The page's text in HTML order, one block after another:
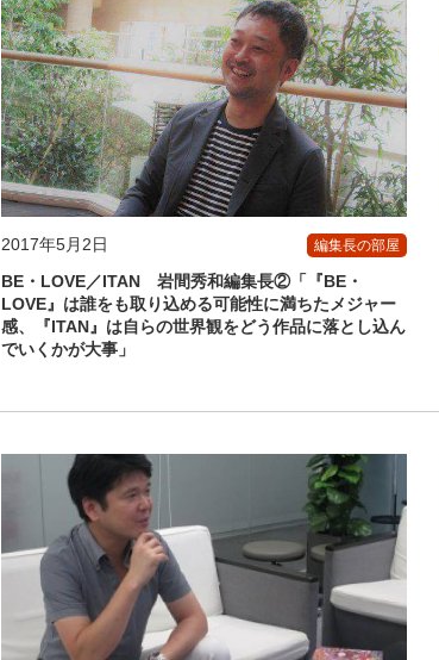
2017年5月2日 編集長の部屋
BE・LOVE／ITAN 岩間秀和編集長②「『BE・
LOVE』は誰をも取り込める可能性に満ちたメジャー
感、『ITAN』は自らの世界観をどう作品に落とし込ん
でいくかが大事」